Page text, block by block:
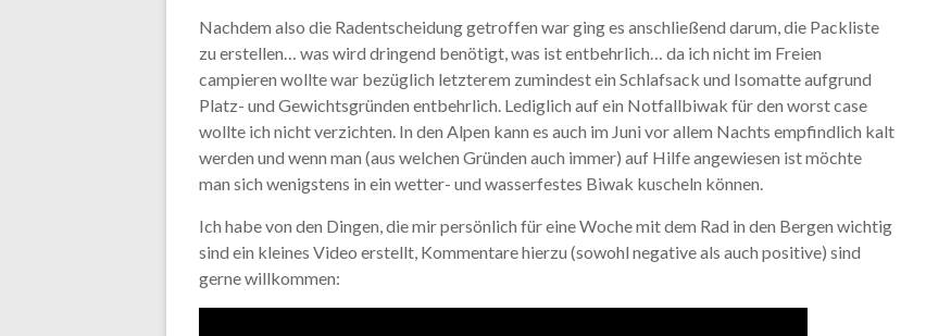
Nachdem also die Radentscheidung getroffen war ging es anschließend darum, die Packliste
zu erstellen… was wird dringend benötigt, was ist entbehrlich… da ich nicht im Freien
campieren wollte war bezüglich letzterem zumindest ein Schlafsack und Isomatte aufgrund
Platz- und Gewichtsgründen entbehrlich. Lediglich auf ein Notfallbiwak für den worst case
wollte ich nicht verzichten. In den Alpen kann es auch im Juni vor allem Nachts empfindlich kalt
werden und wenn man (aus welchen Gründen auch immer) auf Hilfe angewiesen ist möchte
man sich wenigstens in ein wetter- und wasserfestes Biwak kuscheln können.
Ich habe von den Dingen, die mir persönlich für eine Woche mit dem Rad in den Bergen wichtig
sind ein kleines Video erstellt, Kommentare hierzu (sowohl negative als auch positive) sind
gerne willkommen: